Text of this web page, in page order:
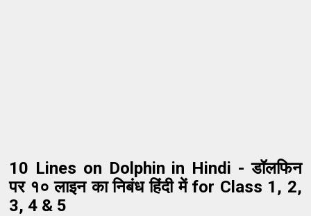
10 Lines on Dolphin in Hindi - डॉलफिन
पर १० लाइन का निबंध हिंदी में for Class 1, 2,
3, 4 & 5